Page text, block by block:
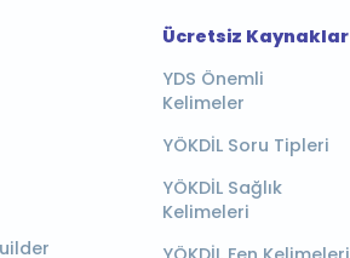
Ücretsiz Kaynaklar
YDS Önemli
Kelimeler
YÖKDİL Soru Tipleri
YÖKDİL Sağlık
Kelimeleri